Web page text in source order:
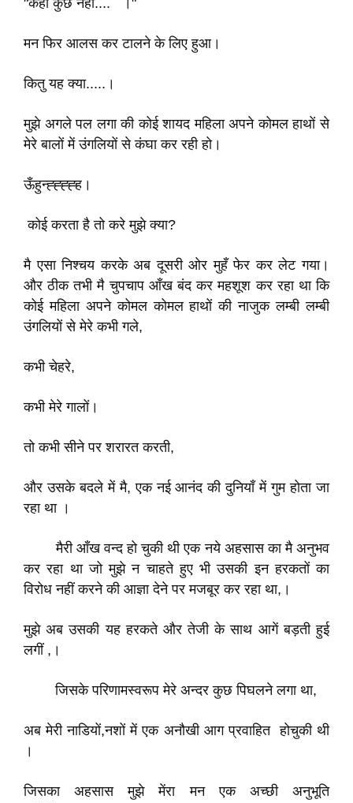
"कहीं कुछ नहीं.... ।"
मन फिर आलस कर टालने के लिए हुआ।
कितु यह क्या.....।
मुझे अगले पल लगा की कोई शायद महिला अपने कोमल हाथों से
मेरे बालों में उंगलियों से कंघा कर रही हो।
ऊँहुन्ह्ह्ह्ह्ह।
कोई करता है तो करे मुझे क्या?
मै एसा निश्चय करके अब दूसरी ओर मुहँ फेर कर लेट गया।
और ठीक तभी मै चुपचाप आँख बंद कर महशूश कर रहा था कि
कोई महिला अपने कोमल कोमल हाथों की नाजुक लम्बी लम्बी
उंगलियों से मेरे कभी गले,
कभी चेहरे,
कभी मेरे गालों।
तो कभी सीने पर शरारत करती,
और उसके बदले में मै, एक नई आनंद की दुनियाँ में गुम होता जा
रहा था ।
मैरी आँख वन्द हो चुकी थी एक नये अहसास का मै अनुभव
कर रहा था जो मुझे न चाहते हुए भी उसकी इन हरकतों का
विरोध नहीं करने की आज्ञा देने पर मजबूर कर रहा था,।
मुझे अब उसकी यह हरकते और तेजी के साथ आगें बड़ती हुई
लगीं ,।
जिसके परिणामस्वरूप मेरे अन्दर कुछ पिघलने लगा था,
अब मेरी नाडियों,नशों में एक अनौखी आग प्रवाहित होचुकी थी
।
जिसका अहसास मुझे मेंरा मन एक अच्छी अनुभूति